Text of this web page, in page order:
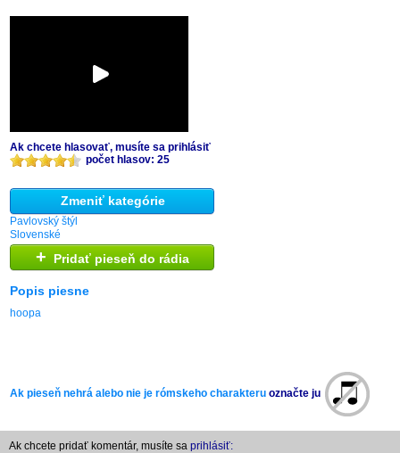
Ak chcete hlasovať, musíte sa prihlásiť
počet hlasov: 25
Zmeniť kategórie
Pavlovský štýl
Slovenské
+ Pridať pieseň do rádia
Popis piesne
hoopa
Ak pieseň nehrá alebo nie je rómskeho charakteru označte ju
Ak chcete pridať komentár, musíte sa prihlásiť: